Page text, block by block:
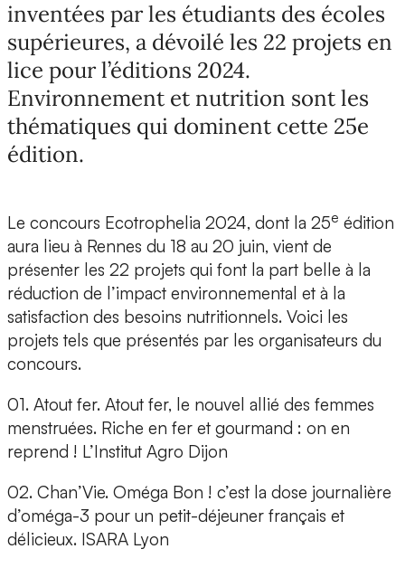
inventées par les étudiants des écoles
supérieures, a dévoilé les 22 projets en
lice pour l’éditions 2024.
Environnement et nutrition sont les
thématiques qui dominent cette 25e
édition.
Le concours Ecotrophelia 2024, dont la 25e édition
aura lieu à Rennes du 18 au 20 juin, vient de
présenter les 22 projets qui font la part belle à la
réduction de l’impact environnemental et à la
satisfaction des besoins nutritionnels. Voici les
projets tels que présentés par les organisateurs du
concours.
01. Atout fer. Atout fer, le nouvel allié des femmes
menstruées. Riche en fer et gourmand : on en
reprend ! L’Institut Agro Dijon
02. Chan’Vie. Oméga Bon ! c’est la dose journalière
d’oméga-3 pour un petit-déjeuner français et
délicieux. ISARA Lyon